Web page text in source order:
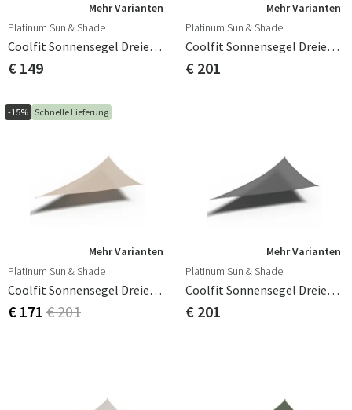
Mehr Varianten
Platinum Sun & Shade
Coolfit Sonnensegel Dreieckig 90° 400x570cm Schwarz
€ 149
Mehr Varianten
Platinum Sun & Shade
Coolfit Sonnensegel Dreieckig 90° 500x710cm Beige
€ 201
-15% Schnelle Lieferung
Mehr Varianten
Platinum Sun & Shade
Coolfit Sonnensegel Dreieckig 90° 500x710cm Gebrochen Weiß
€ 171 € 201
Mehr Varianten
Platinum Sun & Shade
Coolfit Sonnensegel Dreieckig 90° 500x710cm Grau
€ 201